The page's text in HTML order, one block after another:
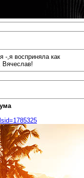
-,я восприняла как
Вячеслав!